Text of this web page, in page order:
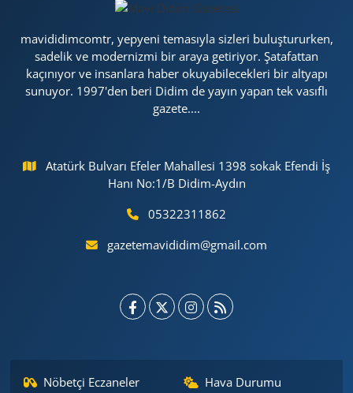
mavididimcomtr, yepyeni temasıyla sizleri buluştururken,
sadelik ve modernizmi bir araya getiriyor. Şatafattan
kaçınıyor ve insanlara haber okuyabilecekleri bir altyapı
sunuyor. 1997'den beri Didim de yayın yapan tek vasıflı
gazete....
Atatürk Bulvarı Efeler Mahallesi 1398 sokak Efendi İş
Hanı No:1/B Didim-Aydın
05322311862
gazetemavididim@gmail.com
Nöbetçi Eczaneler Hava Durumu